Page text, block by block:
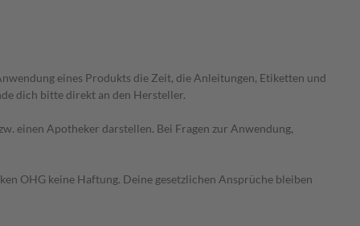
eines Produkts die Zeit, die Anleitungen, Etiketten und
dich bitte direkt an den Hersteller.
einen Apotheker darstellen. Bei Fragen zur Anwendung,
OHG keine Haftung. Deine gesetzlichen Ansprüche bleiben